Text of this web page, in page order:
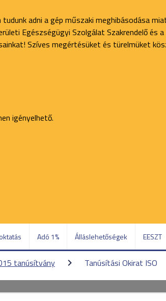
adni a gép műszaki meghibásodása
Egészségügyi Szolgálat Szakrendelő és
Szíves megértésüket és türelmüket
igényelhető.
Adó 1% Álláslehetőségek EESZT
tanúsítvány
Tanúsítási Okirat ISO